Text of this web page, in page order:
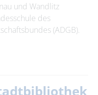
und Wandlitz
des
(ADGB).